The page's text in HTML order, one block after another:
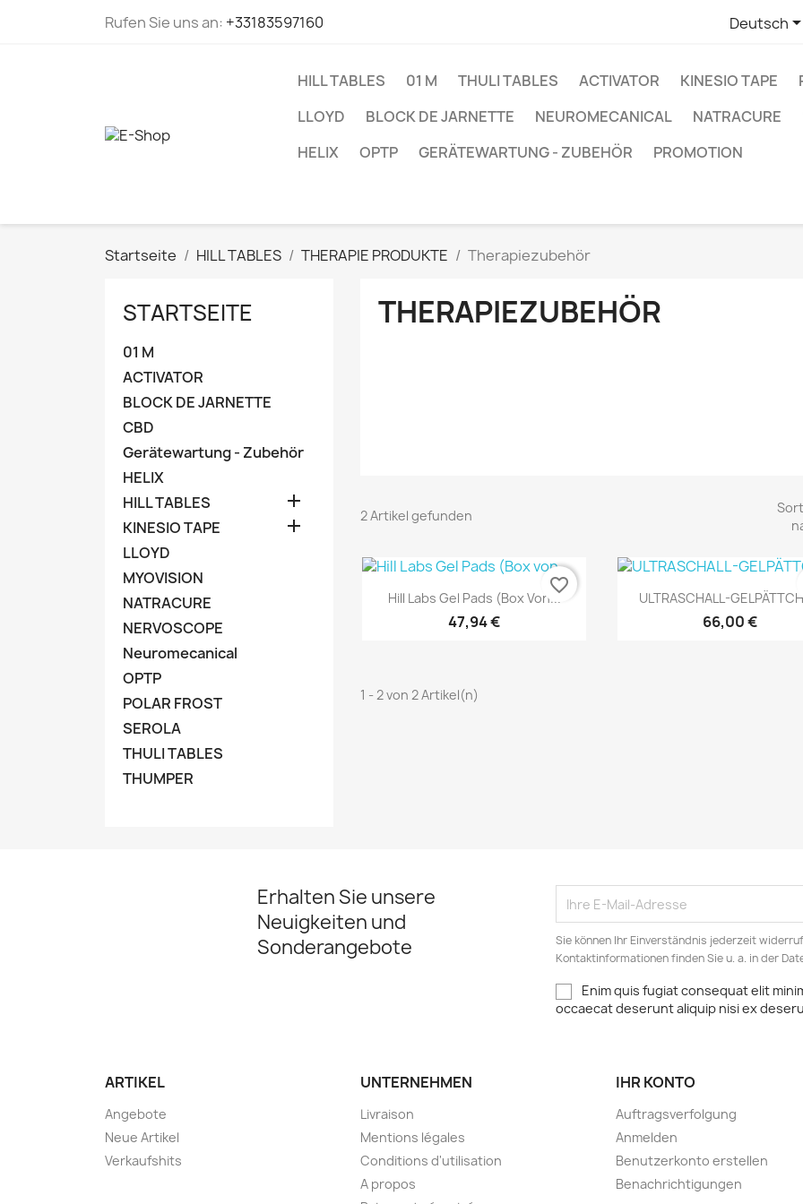
Rufen Sie uns an: +33183597160 Deutsch
HILL TABLES 01 M THULI TABLES ACTIVATOR KINESIO TAPE
LLOYD
BLOCK DE JARNETTE NEUROMECANICAL NATRACURE
HELIX
OPTP GERÄTEWARTUNG - ZUBEHÖR PROMOTION
Startseite HILL TABLES THERAPIE PRODUKTE Therapiezubehör
STARTSEITE
01 M
ACTIVATOR
BLOCK DE JARNETTE
CBD
Gerätewartung - Zubehör
HELIX
HILL TABLES

KINESIO TAPE 
LLOYD
MYOVISION
NATRACURE
NERVOSCOPE
Neuromecanical
OPTP
POLAR FROST
SEROLA
THULI TABLES
THUMPER
THERAPIEZUBEHÖR
2 Artikel gefunden
Vorschau
Hill Labs Gel Pads (Box Von...
47,94 €
favorite_border Vorschau
ULTRASCHALL-
66,00 €
1 - 2 von 2 Artikel(n)
Erhalten Sie unsere
Neuigkeiten und
Sonderangebote
Sie können Ihr Einverständnis jederzeit
Kontaktinformationen finden Sie u. a. in der
Enim quis fugiat consequat elit
occaecat deserunt aliquip nisi ex
ARTIKEL
Angebote
Neue Artikel
Verkaufshits
UNTERNEHMEN
Livraison
Mentions légales
Conditions d'utilisation
A propos
IHR KONTO
Auftragsverfolgung
Anmelden
Benutzerkonto erstellen
Benachrichtigungen